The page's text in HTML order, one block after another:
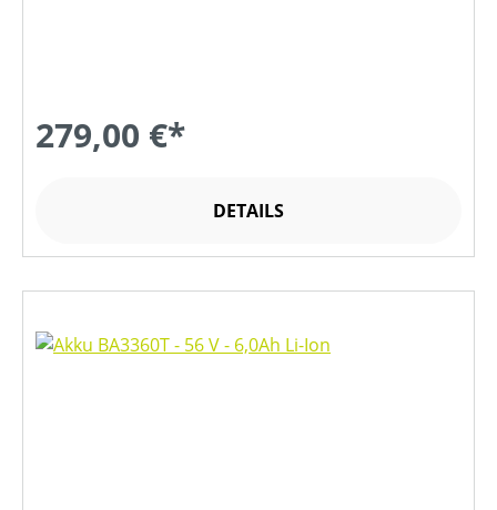
279,00 €*
DETAILS